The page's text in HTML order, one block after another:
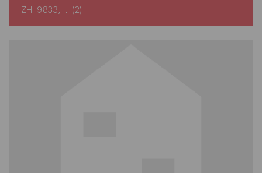
ZH-9833, ... (2)